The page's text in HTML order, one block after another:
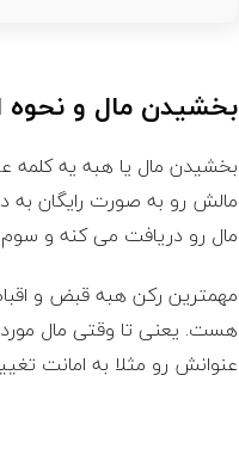
ا
ی
ه
ی
ک
بخشیدن مال و
بخشیدن مال یا هبه یه
مالش رو به صورت رایگان
مال رو دریافت می کنه و
مهمترین رکن هبه قبض و
هست. یعنی تا وقتی مال
عنوانش رو مثلا به امانت